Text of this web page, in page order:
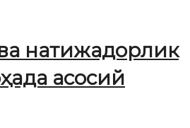
натижадорлик
асосий